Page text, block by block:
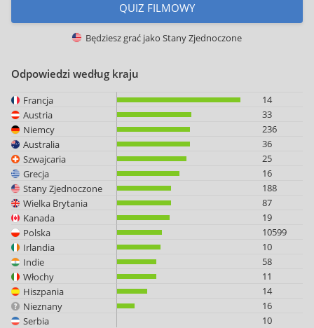
QUIZ FILMOWY
Będziesz grać jako Stany Zjednoczone
Odpowiedzi według kraju
Francja
14
Austria
33
Niemcy
236
Australia
36
Szwajcaria
25
Grecja
16
Stany Zjednoczone
188
Wielka Brytania
87
Kanada
19
Polska
10599
Irlandia
10
Indie
58
Włochy
11
Hiszpania
14
Nieznany
16
Serbia
10